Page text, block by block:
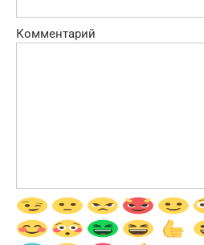
Комментарий